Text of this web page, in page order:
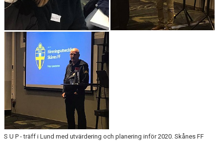
S U P - träff i Lund med utvärdering och planering inför 2020. Skånes FF